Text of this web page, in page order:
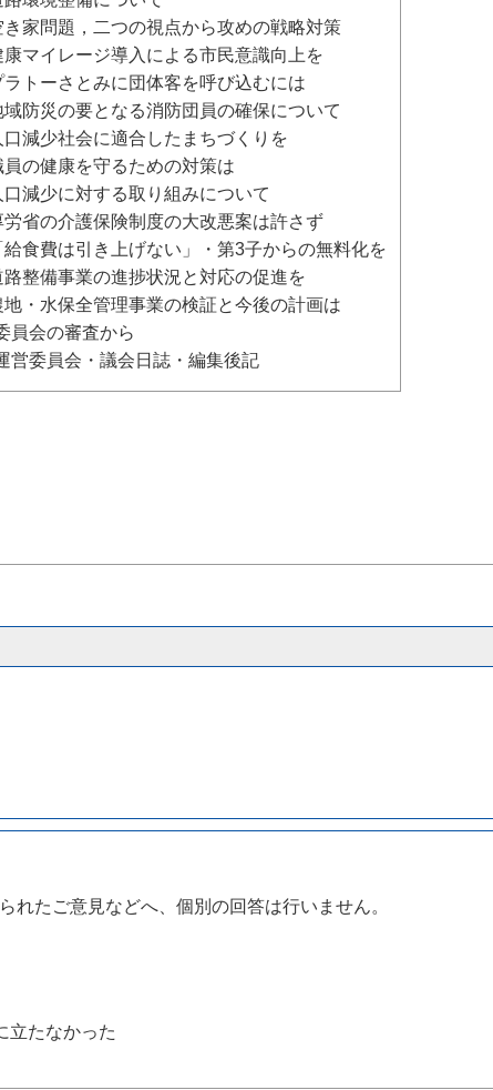
問題，二つの視点から攻めの戦略対策
イレージ導入による市民意識向上を
ーさとみに団体客を呼び込むには
災の要となる消防団員の確保について
少社会に適合したまちづくりを
健康を守るための対策は
少に対する取り組みについて
の介護保険制度の大改悪案は許さず
費は引き上げない」・第3子からの無料化を
備事業の進捗状況と対応の促進を
水保全管理事業の検証と今後の計画は
員会の審査から
委員会・議会日誌・編集後記
れたご意見などへ、個別の回答は行いません。
立たなかった